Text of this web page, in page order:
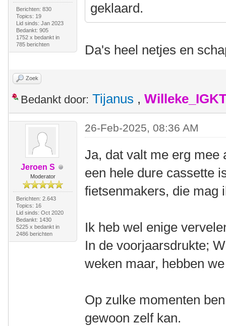
Berichten: 830
Topics: 19
Lid sinds: Jan 2023
Bedankt: 905
1752 x bedankt in
785 berichten
geklaard.
Da's heel netjes en
Zoek
Bedankt door: Tijanus ,
Jeroen S
Moderator
Berichten: 2.643
Topics: 16
Lid sinds: Oct 2020
Bedankt: 1430
5225 x bedankt in
2486 berichten
26-Feb-2025, 08:36 AM
Ja, dat valt me erg mee
een hele dure cassette
fietsenmakers, die mag
Ik heb wel enige
In de voorjaarsdrukte;
weken maar, hebben
Op zulke momenten
gewoon zelf kan.